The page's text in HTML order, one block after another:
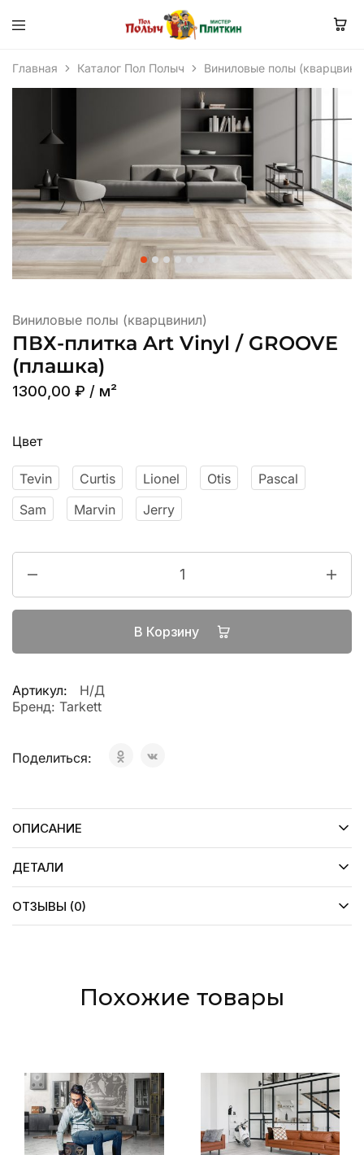
Главная Каталог Пол Полыч Виниловые полы
Виниловые полы (кварцвинил)
ПВХ-плитка Art Vinyl / GROOVE
(плашка)
1300,00 ₽ / м²
Цвет
Tevin Curtis Lionel Otis
Pascal
Sam
Marvin Jerry
В Корзину
Артикул:
Н/Д
Бренд: Tarkett
Поделиться:
ОПИСАНИЕ
ДЕТАЛИ
ОТЗЫВЫ (0)
Похожие товары